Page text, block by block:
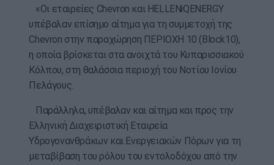
«Οι εταιρείες Chevron και HELLENiQENERGY
υπέβαλαν επίσημο αίτημα για τη συμμετοχή της
Chevron στην παραχώρηση ΠΕΡΙΟΧΗ 10 (Block10),
η οποία βρίσκεται στα ανοιχτά του Κυπαρισσιακού
Κόλπου, στη θαλάσσια περιοχή του Νοτίου Ιονίου
Πελάγους.
Παράλληλα, υπέβαλαν και αίτημα και προς την
Ελληνική Διαχειριστική Εταιρεία
Υδρογονανθράκων και Ενεργειακών Πόρων για τη
μεταβίβαση του ρόλου του εντολοδόχου από την